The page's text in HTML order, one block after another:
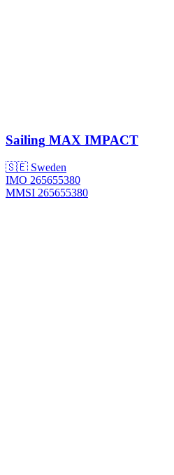
Sailing MAX IMPACT
🇸🇪 Sweden
IMO 265655380
MMSI 265655380